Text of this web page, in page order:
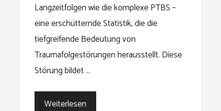
Langzeitfolgen wie die komplexe PTBS –
eine erschütternde Statistik, die die
tiefgreifende Bedeutung von
Traumafolgestörungen herausstellt. Diese
Störung bildet …
Weiterlesen